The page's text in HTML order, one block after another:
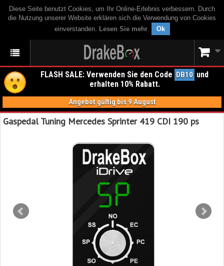
Diese Seite benutzt Cookies, um Ihr Online-Erlebnis verbessern. Durch
die Nutzung unserer Website erklären sich die Verwendung von Cookies
einverstanden. Lesen Sie mehr. Ok
FLASH SALE: Verwenden Sie den Code DB10 und
erhalten 10% Rabatt.
Angebot gültig bis 9 August
Gaspedal Tuning Mercedes Sprinter 419 CDI 190 ps